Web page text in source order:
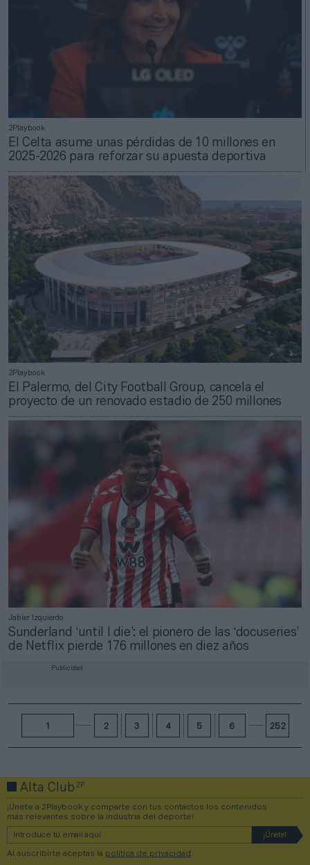
Publicidad
2Playbook
El Celta asume unas pérdidas de 10 millones en
2025-2026 para reforzar su apuesta deportiva
2Playbook
El Palermo, del City Football Group, cancela el
proyecto de un renovado estadio de 250 millones
Jabier Izquierdo
Sunderland ‘until I die’: el pionero de las ‘docuseries’
de Netflix pierde 176 millones en diez años
1 2 3 4 5 6 252
Alta Club2P
¡Únete a 2Playbook y comparte con tus contactos los contenidos
más relevantes sobre la industria del deporte!
Al suscribirte aceptas la política de privacidad